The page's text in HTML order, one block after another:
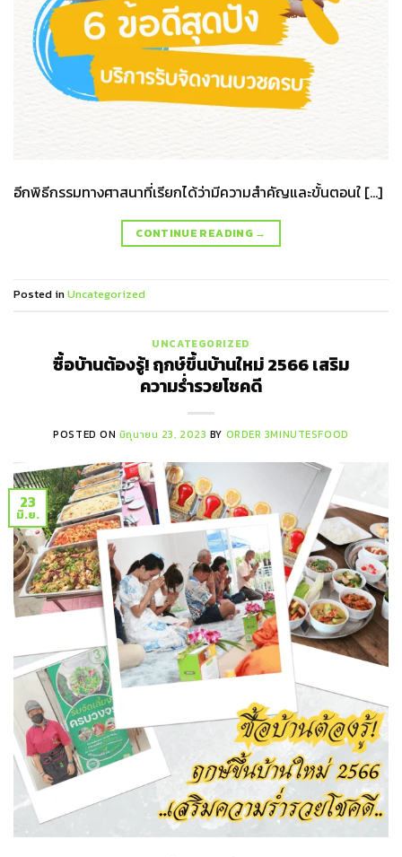
อีกพิธีกรรมทางศาสนาที่เรียกได้ว่ามีความสำคัญและขั้นตอนใ […]
CONTINUE READING →
Posted inUncategorized
UNCATEGORIZED
ซื้อบ้านต้องรู้! ฤกษ์ขึ้นบ้านใหม่ 2566 เสริม
ความร่ำรวยโชคดี
POSTED ON มิถุนายน 23, 2023 BY ORDER 3MINUTESFOOD
23
มิ.ย.